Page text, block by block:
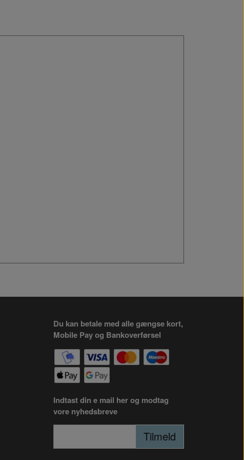
Du kan betale med alle gængse kort,
Mobile Pay og Bankoverførsel
Indtast din e mail her og modtag
vore nyhedsbreve
Tilmeld